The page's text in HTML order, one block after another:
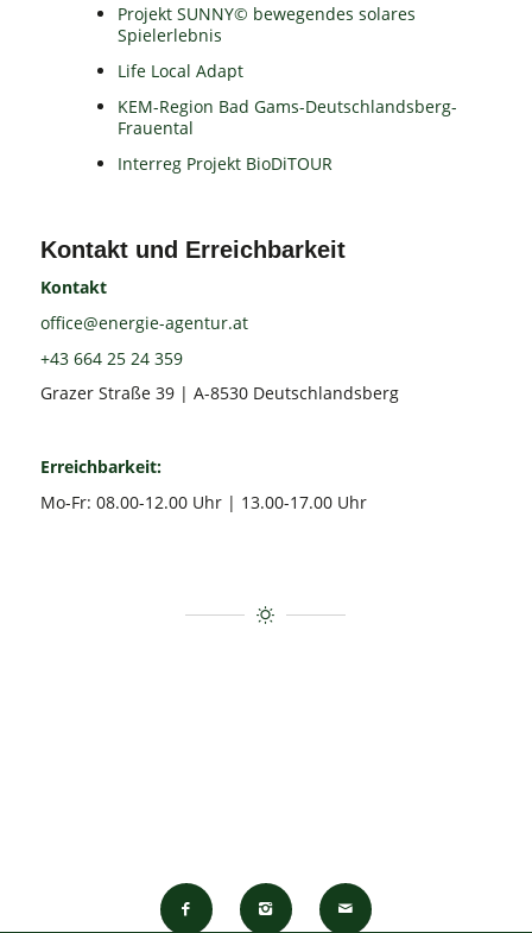
Projekt SUNNY© bewegendes solares
Spielerlebnis
Life Local Adapt
KEM-Region Bad Gams-Deutschlandsberg-
Frauental
Interreg Projekt BioDiTOUR
Kontakt und Erreichbarkeit
Kontakt
office@energie-agentur.at
+43 664 25 24 359
Grazer Straße 39 | A-8530 Deutschlandsberg
Erreichbarkeit:
Mo-Fr: 08.00-12.00 Uhr | 13.00-17.00 Uhr